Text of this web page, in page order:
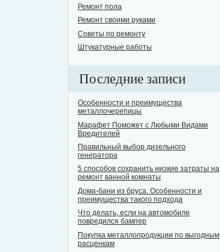
Ремонт пола
Ремонт своими руками
Советы по ремонту
Штукатурные работы
Последние записи
Особенности и преимущества
металлочерепицы
Марафет Поможет с Любыми Видами
Вредителей
Правильный выбор дизельного
генератора
5 способов сохранить низкие затраты на
ремонт ванной комнаты
Дома-бани из бруса. Особенности и
преимущества такого подхода
Что делать, если на автомобиле
повредился бампер
Покупка металлопродукции по выгодным
расценкам